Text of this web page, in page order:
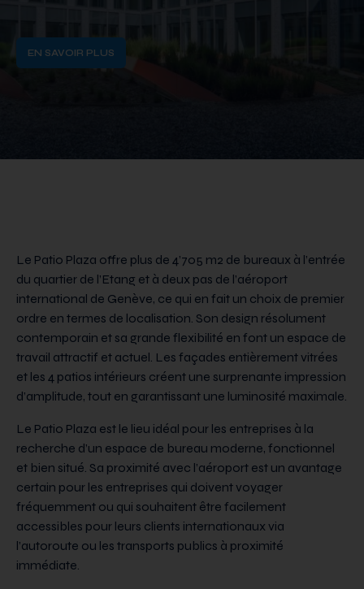
EN SAVOIR PLUS
Le Patio Plaza offre plus de 4’705 m2 de bureaux à l’entrée
du quartier de l’Etang et à deux pas de l’aéroport
international de Genève, ce qui en fait un choix de premier
ordre en termes de localisation. Son design résolument
contemporain et sa grande flexibilité en font un espace de
travail attractif et actuel. Les façades entièrement vitrées
et les 4 patios intérieurs créent une surprenante impression
d’amplitude, tout en garantissant une luminosité maximale.
Le Patio Plaza est le lieu idéal pour les entreprises à la
recherche d’un espace de bureau moderne, fonctionnel
et bien situé. Sa proximité avec l’aéroport est un avantage
certain pour les entreprises qui doivent voyager
fréquemment ou qui souhaitent être facilement
accessibles pour leurs clients internationaux via
l’autoroute ou les transports publics à proximité
immédiate.